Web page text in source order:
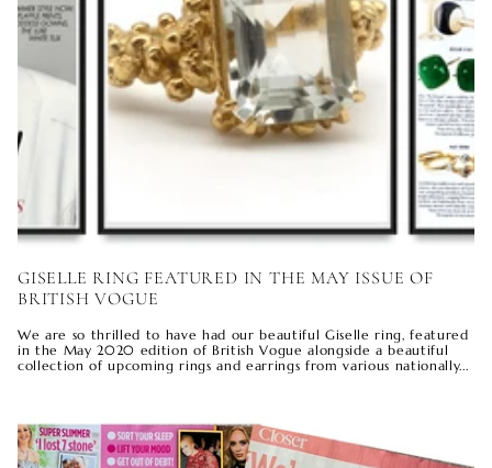
GISELLE RING FEATURED IN THE MAY ISSUE OF
BRITISH VOGUE
We are so thrilled to have had our beautiful Giselle ring, featured
in the May 2020 edition of British Vogue alongside a beautiful
collection of upcoming rings and earrings from various nationally...